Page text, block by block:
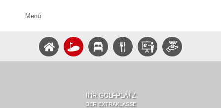
Menü
IHR GOLFPLATZ
DER EXTRAKLASSE